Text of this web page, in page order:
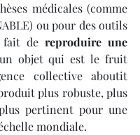
médicales (comme
ou pour des outils
fait de reproduire une
objet qui est le fruit
collective aboutit
plus robuste, plus
pertinent pour une
mondiale.